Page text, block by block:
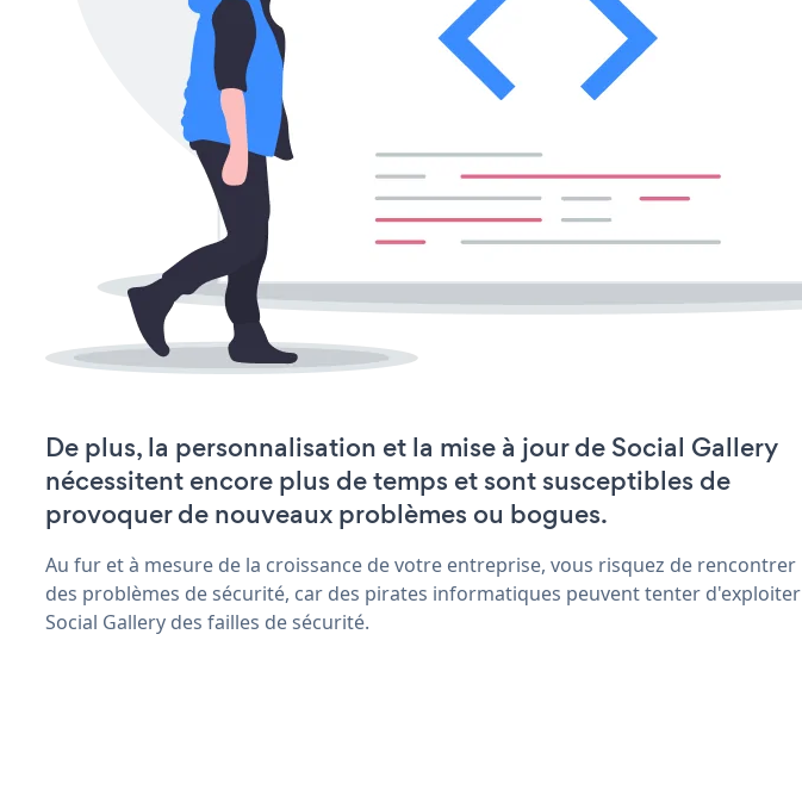
De plus, la personnalisation et la mise à jour de Social Gallery
nécessitent encore plus de temps et sont susceptibles de
provoquer de nouveaux problèmes ou bogues.
Au fur et à mesure de la croissance de votre entreprise, vous risquez de rencontrer
des problèmes de sécurité, car des pirates informatiques peuvent tenter d'exploiter
Social Gallery des failles de sécurité.